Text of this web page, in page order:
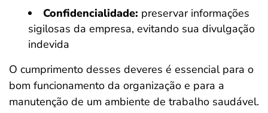
Confidencialidade: preservar informações
sigilosas da empresa, evitando sua divulgação
indevida
O cumprimento desses deveres é essencial para o
bom funcionamento da organização e para a
manutenção de um ambiente de trabalho saudável.